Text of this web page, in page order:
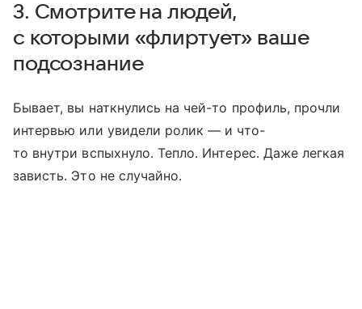
3. Смотрите на людей,
с которыми «флиртует» ваше
подсознание
Бывает, вы наткнулись на чей-то профиль, прочли
интервью или увидели ролик — и что-
то внутри вспыхнуло. Тепло. Интерес. Даже легкая
зависть. Это не случайно.